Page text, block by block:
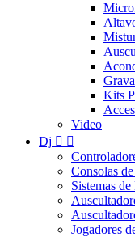
Kits
Video
Dj  
Consolas
Sistemas
Jogadores